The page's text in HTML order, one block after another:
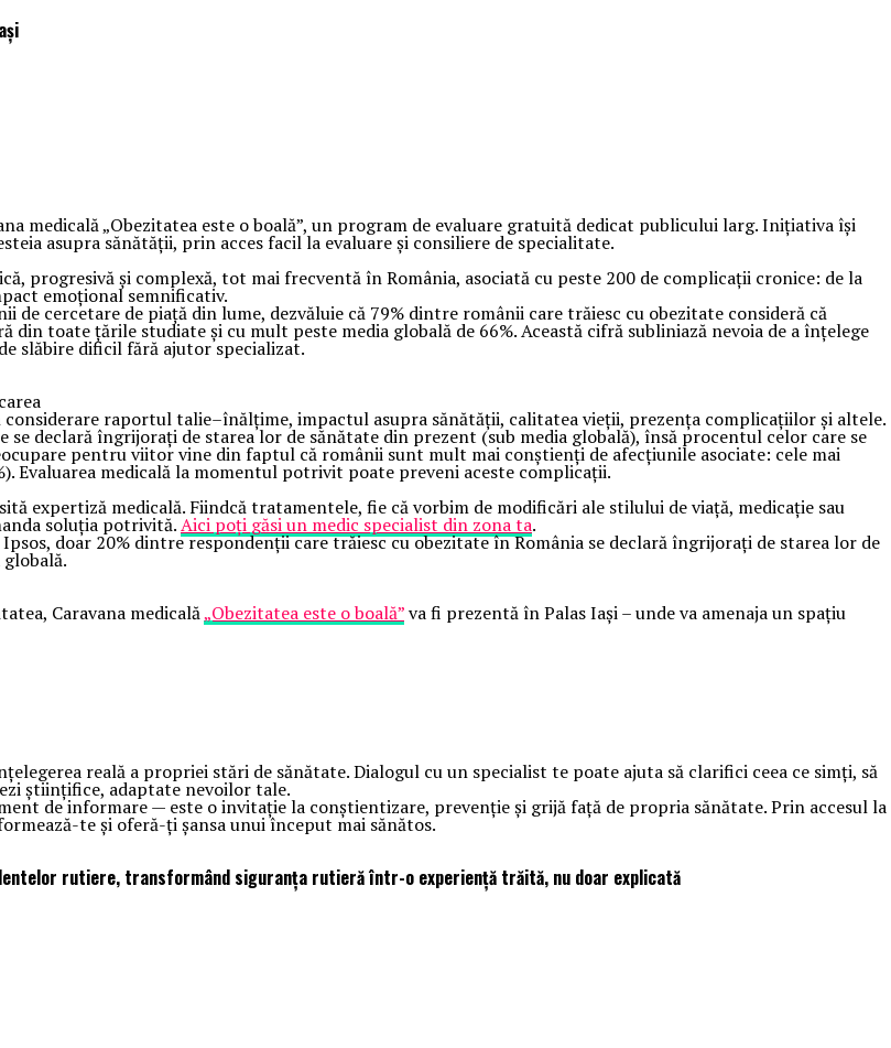
medicală „Obezitatea este o boală”, un program de evaluare gratuită dedicat publicului larg. Inițiativa își
asupra sănătății, prin acces facil la evaluare și consiliere de specialitate.
progresivă și complexă, tot mai frecventă în România, asociată cu peste 200 de complicații cronice: de la
emoțional semnificativ.
cercetare de piață din lume, dezvăluie că 79% dintre românii care trăiesc cu obezitate consideră că
din toate țările studiate și cu mult peste media globală de 66%. Această cifră subliniază nevoia de a înțelege
slăbire dificil fără ajutor specializat.
raportul talie–înălțime, impactul asupra sănătății, calitatea vieții, prezența complicațiilor și altele.
declară îngrijorați de starea lor de sănătate din prezent (sub media globală), însă procentul celor care se
pentru viitor vine din faptul că românii sunt mult mai conștienți de afecțiunile asociate: cele mai
Evaluarea medicală la momentul potrivit poate preveni aceste complicații.
expertiză medicală. Fiindcă tratamentele, fie că vorbim de modificări ale stilului de viață, medicație sau
soluția potrivită.Aici poți găsi un medic specialist din zona ta.
doar 20% dintre respondenții care trăiesc cu obezitate în România se declară îngrijorați de starea lor de
Caravana medicală„Obezitatea este o boală”va fi prezentă în Palas Iași – unde va amenaja un spațiu
reală a propriei stări de sănătate. Dialogul cu un specialist te poate ajuta să clarifici ceea ce simți, să
științifice, adaptate nevoilor tale.
de informare — este o invitație la conștientizare, prevenție și grijă față de propria sănătate. Prin accesul la
te și oferă-ți șansa unui început mai sănătos.
rutiere, transformând siguranța rutieră într-o experiență trăită, nu doar explicată